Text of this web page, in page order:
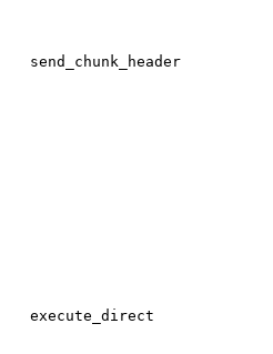
send_chunk_header
execute_direct